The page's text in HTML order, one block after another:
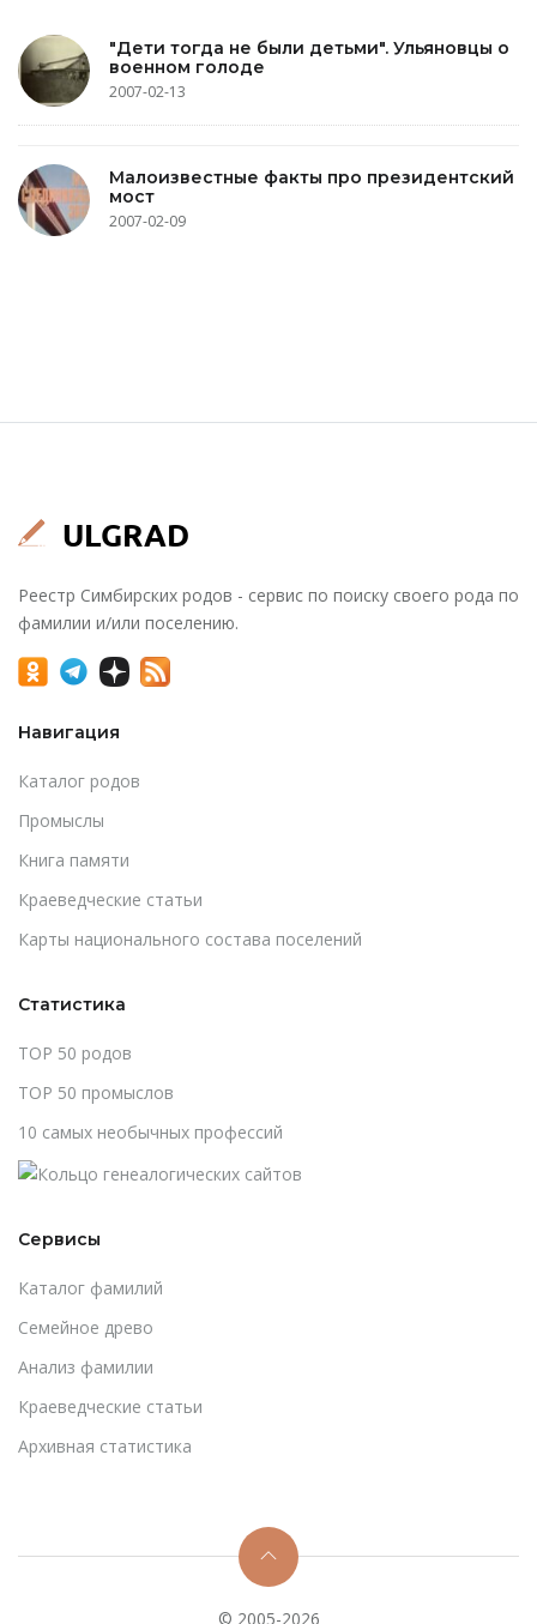
"Дети тогда не были детьми". Ульяновцы о
военном голоде
2007-02-13
Малоизвестные факты про президентский
мост
2007-02-09
Реестр Симбирских родов - сервис по поиску своего рода по
фамилии и/или поселению.
Навигация
Каталог родов
Промыслы
Книга памяти
Краеведческие статьи
Карты национального состава поселений
Статистика
TOP 50 родов
TOP 50 промыслов
10 самых необычных профессий
Сервисы
Каталог фамилий
Cемейное древо
Анализ фамилии
Краеведческие статьи
Архивная статистика
© 2005-2026